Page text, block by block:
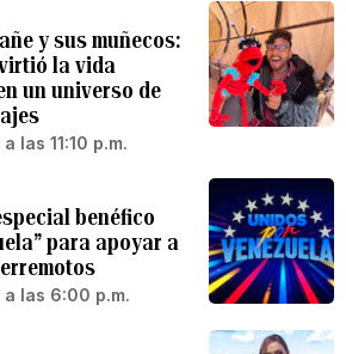
y sus muñecos:
la vida
un universo de
las 11:10 p.m.
benéfico
para apoyar a
las 6:00 p.m.